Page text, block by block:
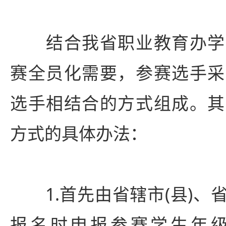
结合我省职业教育办学
赛全员化需要，参赛选手
选手相结合的方式组成。
方式的具体办法：
1.首先由省辖市(县)、